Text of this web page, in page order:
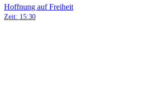
Hoffnung auf Freiheit
Zeit: 15:30